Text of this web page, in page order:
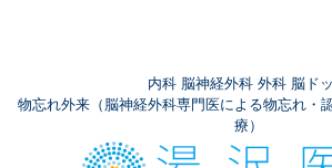
内科 脳神経外科 外科 脳ド
物忘れ外来（脳神経外科専門医による物忘れ・
療）